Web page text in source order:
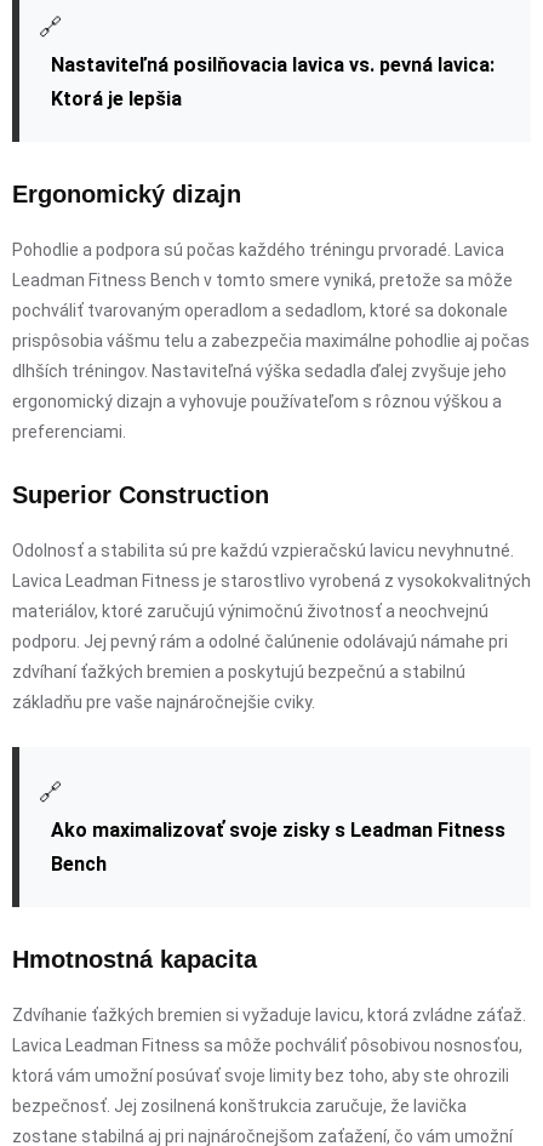
🔗
Nastaviteľná posilňovacia lavica vs. pevná lavica:
Ktorá je lepšia
Ergonomický dizajn
Pohodlie a podpora sú počas každého tréningu prvoradé. Lavica
Leadman Fitness Bench v tomto smere vyniká, pretože sa môže
pochváliť tvarovaným operadlom a sedadlom, ktoré sa dokonale
prispôsobia vášmu telu a zabezpečia maximálne pohodlie aj počas
dlhších tréningov. Nastaviteľná výška sedadla ďalej zvyšuje jeho
ergonomický dizajn a vyhovuje používateľom s rôznou výškou a
preferenciami.
Superior Construction
Odolnosť a stabilita sú pre každú vzpieračskú lavicu nevyhnutné.
Lavica Leadman Fitness je starostlivo vyrobená z vysokokvalitných
materiálov, ktoré zaručujú výnimočnú životnosť a neochvejnú
podporu. Jej pevný rám a odolné čalúnenie odolávajú námahe pri
zdvíhaní ťažkých bremien a poskytujú bezpečnú a stabilnú
základňu pre vaše najnáročnejšie cviky.
🔗
Ako maximalizovať svoje zisky s Leadman Fitness
Bench
Hmotnostná kapacita
Zdvíhanie ťažkých bremien si vyžaduje lavicu, ktorá zvládne záťaž.
Lavica Leadman Fitness sa môže pochváliť pôsobivou nosnosťou,
ktorá vám umožní posúvať svoje limity bez toho, aby ste ohrozili
bezpečnosť. Jej zosilnená konštrukcia zaručuje, že lavička
zostane stabilná aj pri najnáročnejšom zaťažení, čo vám umožní